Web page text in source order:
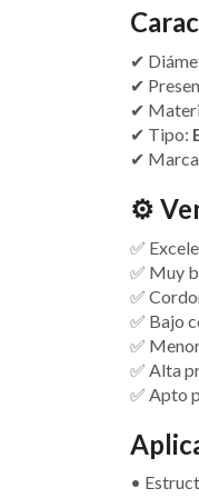
✔
✔
✔
✔ Tipo:
✔
⚙️
✅
✅ Muy
✅
✅ Bajo
✅
✅ Alta
✅ Apto
•